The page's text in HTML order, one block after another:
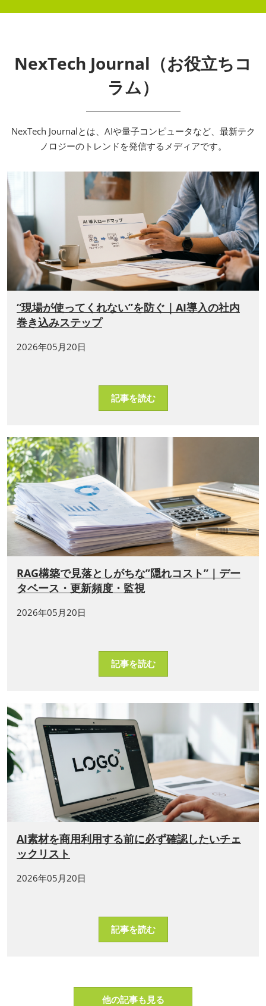
NexTech Journal（お役立ちコ
ラム）
NexTech Journalとは、AIや量子コンピュータなど、最新テク
ノロジーのトレンドを発信するメディアです。
“現場が使ってくれない”を防ぐ｜AI導入の社内
巻き込みステップ
2026年05月20日
記事を読む
RAG構築で見落としがちな”隠れコスト”｜デー
タベース・更新頻度・監視
2026年05月20日
記事を読む
AI素材を商用利用する前に必ず確認したいチェ
ックリスト
2026年05月20日
記事を読む
他の記事も見る